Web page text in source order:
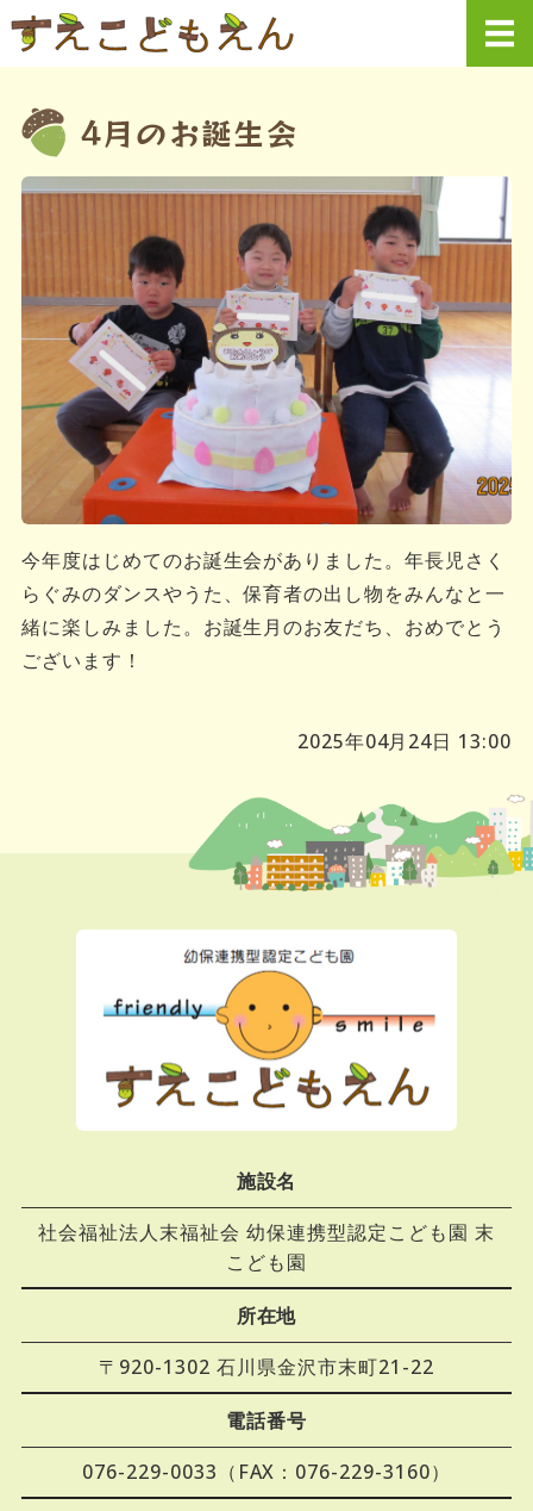
社会福祉法人
園での生活・行事
末こども園について
フォトギャラリー
情報公開
4月のお誕生会
今年度はじめてのお誕生会がありました。年長児さく
らぐみのダンスやうた、保育者の出し物をみんなと一
緒に楽しみました。お誕生月のお友だち、おめでとう
ございます！
2025年04月24日 13:00
施設名
社会福祉法人末福祉会 幼保連携型認定こども園 末
こども園
所在地
〒920-1302 石川県金沢市末町21-22
電話番号
076-229-0033（FAX：076-229-3160）